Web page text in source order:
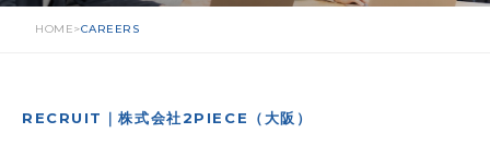
HOME CAREERS
RECRUIT｜株式会社2PIECE（大阪）